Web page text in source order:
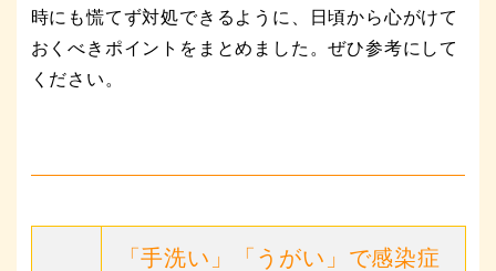
時にも慌てず対処できるように、日頃から心がけて
おくべきポイントをまとめました。ぜひ参考にして
ください。
「手洗い」「うがい」で感染症